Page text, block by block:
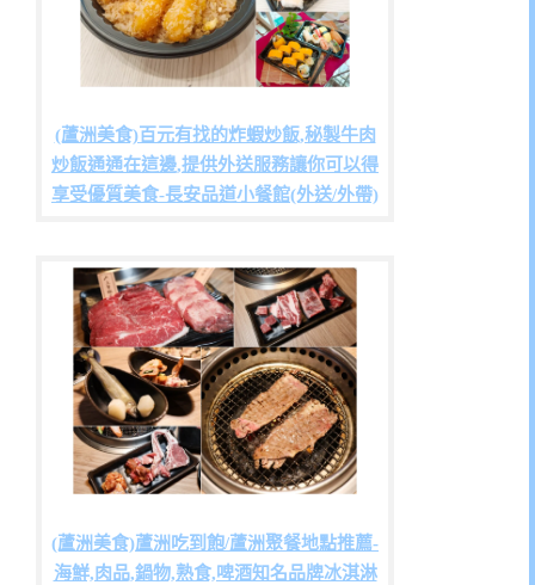
(蘆洲美食)百元有找的炸蝦炒飯,秘製牛肉
炒飯通通在這邊,提供外送服務讓你可以得
享受優質美食-長安品道小餐館(外送/外帶)
(蘆洲美食)蘆洲吃到飽/蘆洲聚餐地點推薦-
海鮮,肉品,鍋物,熟食,啤酒知名品牌冰淇淋